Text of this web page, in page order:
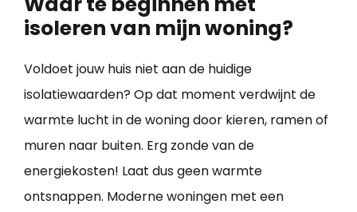
isoleren van mijn woning?
Voldoet jouw huis niet aan de huidige
isolatiewaarden? Op dat moment verdwijnt de
warmte lucht in de woning door kieren, ramen of
muren naar buiten. Erg zonde van de
energiekosten! Laat dus geen warmte
ontsnappen. Moderne woningen met een